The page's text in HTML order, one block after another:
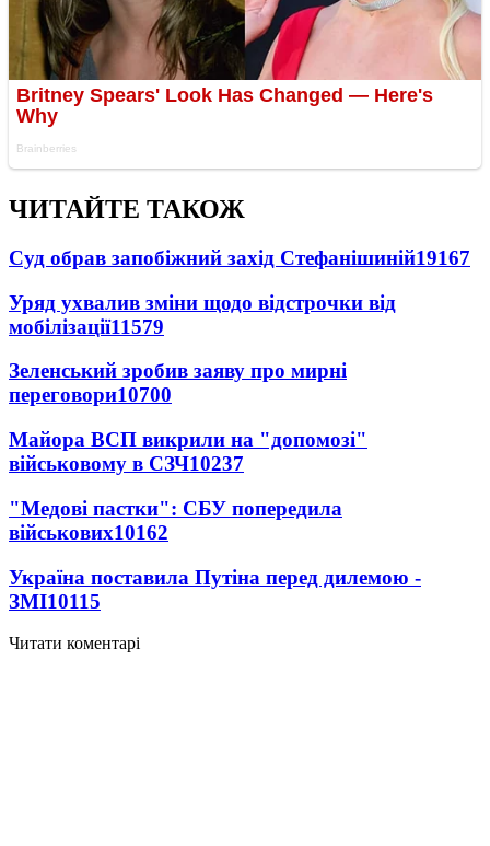
ЧИТАЙТЕ ТАКОЖ
Суд обрав запобіжний захід Стефанішиній19167
Уряд ухвалив зміни щодо відстрочки від
мобілізації11579
Зеленський зробив заяву про мирні
переговори10700
Майора ВСП викрили на "допомозі"
військовому в СЗЧ10237
"Медові пастки": СБУ попередила
військових10162
Україна поставила Путіна перед дилемою -
ЗМІ10115
Читати коментарі